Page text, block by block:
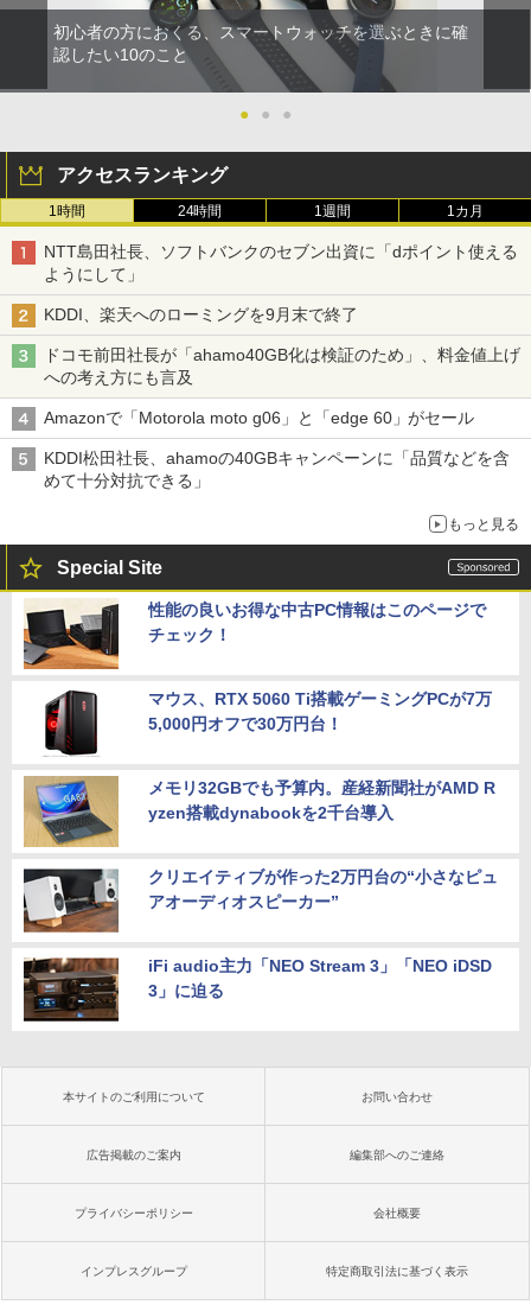
初心者の方におくる、スマートウォッチを選ぶときに確
認したい10のこと
● ● ●
アクセスランキング
1時間 24時間 1週間 1カ月
NTT島田社長、ソフトバンクのセブン出資に「dポイント使える
ようにして」
KDDI、楽天へのローミングを9月末で終了
ドコモ前田社長が「ahamo40GB化は検証のため」、料金値上げ
への考え方にも言及
Amazonで「Motorola moto g06」と「edge 60」がセール
KDDI松田社長、ahamoの40GBキャンペーンに「品質などを含
めて十分対抗できる」
もっと見る
Special Site
性能の良いお得な中古PC情報はこのページで
チェック！
マウス、RTX 5060 Ti搭載ゲーミングPCが7万
5,000円オフで30万円台！
メモリ32GBでも予算内。産経新聞社がAMD R
yzen搭載dynabookを2千台導入
クリエイティブが作った2万円台の“小さなピュ
アオーディオスピーカー”
iFi audio主力「NEO Stream 3」「NEO iDSD
3」に迫る
本サイトのご利用について お問い合わせ
広告掲載のご案内 編集部へのご連絡
プライバシーポリシー 会社概要
インプレスグループ 特定商取引法に基づく表示